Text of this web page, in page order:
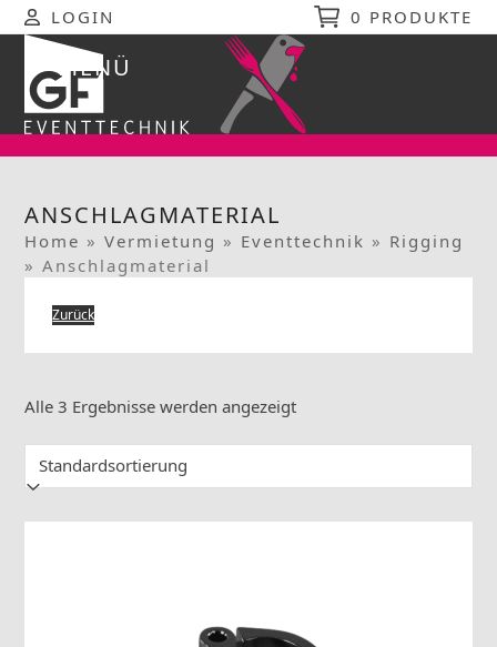
Skip
to
LOGIN 0 PRODUKTE
MENÜ
Open
mobile
menu
Close
mobile
menu
ANSCHLAGMATERIAL
Home »Vermietung » Eventtechnik » Rigging
»Anschlagmaterial
Zurück
Alle 3 Ergebnisse werden angezeigt